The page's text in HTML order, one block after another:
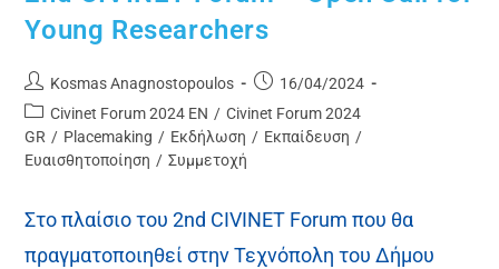
Young Researchers
Kosmas Anagnostopoulos
16/04/2024
Civinet Forum 2024 EN / Civinet Forum 2024
GR / Placemaking / Εκδήλωση / Εκπαίδευση /
Ευαισθητοποίηση / Συμμετοχή
Στο πλαίσιο του 2nd CIVINET Forum που θα
πραγματοποιηθεί στην Τεχνόπολη του Δήμου